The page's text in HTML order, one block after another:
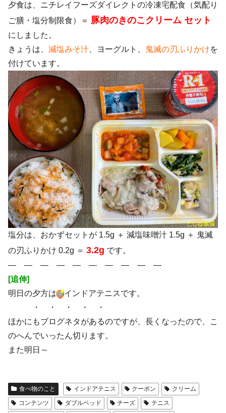
夕食は、ニチレイフーズダイレクトの冷凍宅配食（気配り
ご膳・塩分制限食）＝ 豚肉のきのこクリーム セット
にしました。
きょうは、 減塩みそ汁、ヨーグルト、 鬼滅の刃ふりかけを
付けています。
塩分は、おかずセットが 1.5g ＋ 減塩味噌汁 1.5g ＋ 鬼滅
の刃ふりかけ 0.2g ＝ 3.2g です。
― ― ― ― ― ― ― ― ― ―
[追伸]
明日の夕方は
インドアテニスです。
・ ・ ・ ・ ・
ほかにもブログネタがあるのですが、長くなったので、こ
のへんでいったん切ります。
また明日～
食べ物のこと インドアテニス クーポン
クリーム
コンテンツ
ダブルベッド チーズ
テニス